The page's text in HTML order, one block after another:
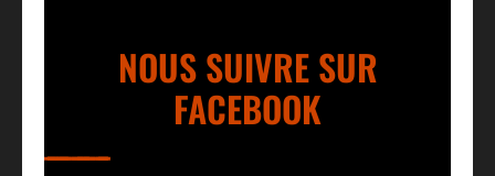
NOUS SUIVRE SUR
FACEBOOK